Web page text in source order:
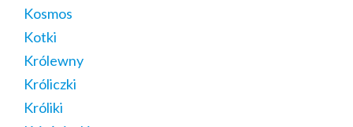
Kosmos
Kotki
Królewny
Króliczki
Króliki